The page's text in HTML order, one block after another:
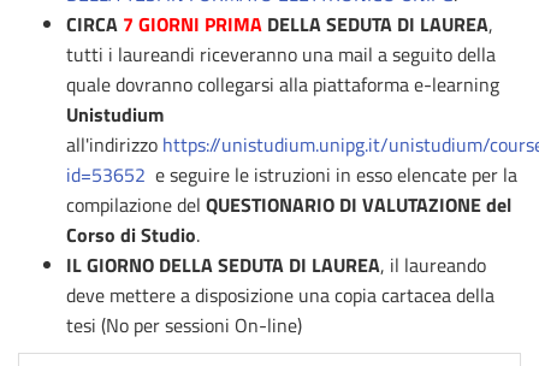
CIRCA 7 GIORNI PRIMA DELLA SEDUTA DI LAUREA,
tutti i laureandi riceveranno una mail a seguito della
quale dovranno collegarsi alla piattaforma e-learning
Unistudium
all'indirizzo https://unistudium.unipg.it/unistudium/
id=53652 e seguire le istruzioni in esso elencate per la
compilazione del QUESTIONARIO DI VALUTAZIONE del
Corso di Studio.
IL GIORNO DELLA SEDUTA DI LAUREA, il laureando
deve mettere a disposizione una copia cartacea della
tesi (No per sessioni On-line)